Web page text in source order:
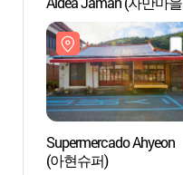
벽화갤러리)
Supermercado Ahyeon
(아현슈퍼)